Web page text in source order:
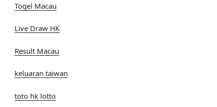
Togel Macau
Live Draw HK
Result Macau
keluaran taiwan
toto hk lotto